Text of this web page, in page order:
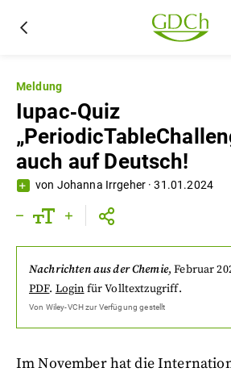
Meldung
Iupac‐Quiz
auch auf Deutsch!
von Johanna Irrgeher ·31.01.2024
Nachrichten aus der Chemie,Februar
PDF. Login für Volltextzugriff.
Von Wiley-VCHzur Verfügung gestellt
Im November hat die